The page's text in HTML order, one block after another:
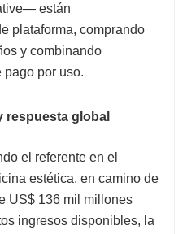
están
plataforma, comprando
y combinando
por uso.
respuesta global
el referente en el
estética, en camino de
US$ 136 mil millones
ingresos disponibles, la